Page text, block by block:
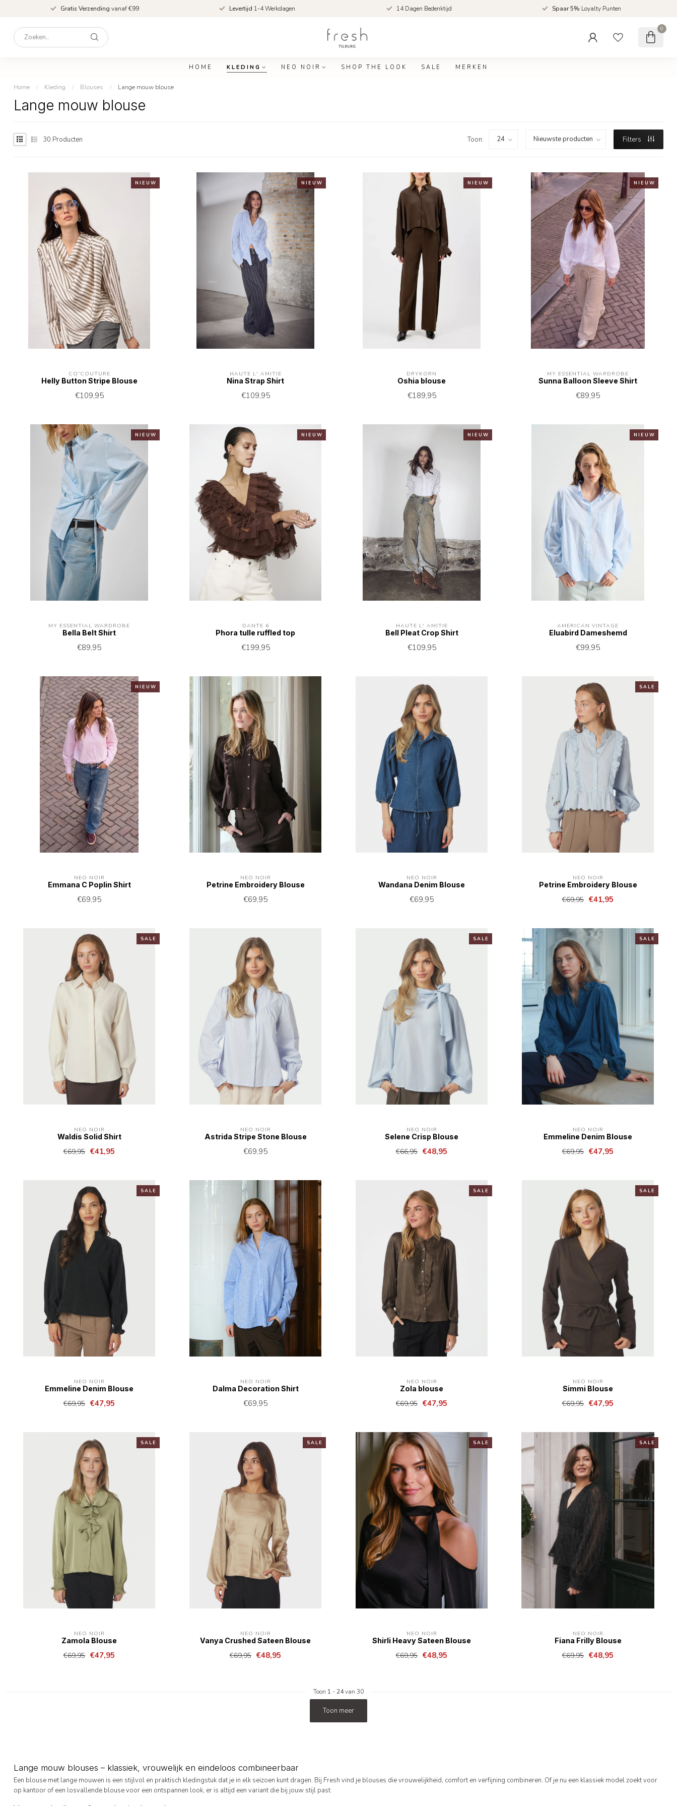
Gratis Verzending vanaf €99 Levertijd 1-4 Werkdagen 14 Dagen Bedenktijd Spaar 5% Loyalty Punten
0
HOME KLEDING NEO NOIR SHOP THE LOOK SALE MERKEN
Home / Kleding / Blouses / Lange mouw blouse
Lange mouw blouse
30 Producten Toon: Filters
N I E U W
CO'COUTURE
Helly Button Stripe Blouse
€109,95
N I E U W
HAUTE L' AMITIÉ
Nina Strap Shirt
€109,95
N I E U W
DRYKORN
Oshia blouse
€189,95
N I E U W
MY ESSENTIAL WARDROBE
Sunna Balloon Sleeve Shirt
€89,95
N I E U W
MY ESSENTIAL WARDROBE
Bella Belt Shirt
€89,95
N I E U W
DANTE 6
Phora tulle ruffled top
€199,95
N I E U W
HAUTE L' AMITIÉ
Bell Pleat Crop Shirt
€109,95
N I E U W
AMERICAN VINTAGE
Eluabird Dameshemd
€99,95
N I E U W
NEO NOIR
Emmana C Poplin Shirt
€69,95
NEO NOIR
Petrine Embroidery Blouse
€69,95
NEO NOIR
Wandana Denim Blouse
€69,95
S A L E
NEO NOIR
Petrine Embroidery Blouse
€69,95 €41,95
S A L E
NEO NOIR
Waldis Solid Shirt
€69,95 €41,95
NEO NOIR
Astrida Stripe Stone Blouse
€69,95
S A L E
NEO NOIR
Selene Crisp Blouse
€66,95 €48,95
S A L E
NEO NOIR
Emmeline Denim Blouse
€69,95 €47,95
S A L E
NEO NOIR
Emmeline Denim Blouse
€69,95 €47,95
NEO NOIR
Dalma Decoration Shirt
€69,95
S A L E
NEO NOIR
Zola blouse
€69,95 €47,95
S A L E
NEO NOIR
Simmi Blouse
€69,95 €47,95
S A L E
NEO NOIR
Zamola Blouse
€69,95 €47,95
S A L E
NEO NOIR
Vanya Crushed Sateen Blouse
€69,95 €48,95
S A L E
NEO NOIR
Shirli Heavy Sateen Blouse
€69,95 €48,95
S A L E
NEO NOIR
Fiana Frilly Blouse
€69,95 €48,95
Toon 1 - 24van 30
Toon meer
Lange mouw blouses – klassiek, vrouwelijk en eindeloos combineerbaar
Een blouse met lange mouwen is een stijlvol en praktisch kledingstuk dat je in elk seizoen kunt dragen. Bij Fresh vind je blouses die vrouwelijkheid, comfort en verfijning combineren. Of je nu een klassiek model zoekt voor
op kantoor of een losvallende blouse voor een ontspannen look, er is altijd een variant die bij jouw stijl past.